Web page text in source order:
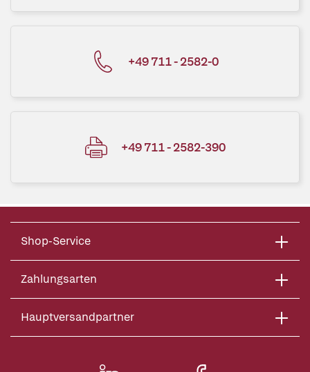
+49 711 - 2582-0
+49 711 - 2582-390
Shop-Service
Zahlungsarten
Hauptversandpartner